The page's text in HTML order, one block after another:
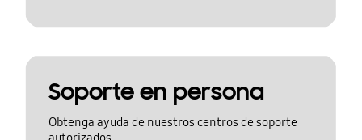
Soporte en persona
Obtenga ayuda de nuestros centros de soporte